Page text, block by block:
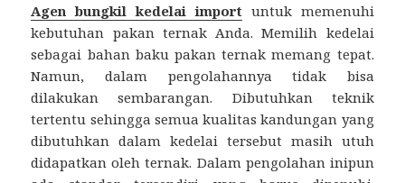
Agen bungkil kedelai importuntuk memenuhi
kebutuhan pakan ternak Anda. Memilih kedelai
sebagai bahan baku pakan ternak memang tepat.
Namun, dalam pengolahannya tidak bisa
dilakukan sembarangan. Dibutuhkan teknik
tertentu sehingga semua kualitas kandungan yang
dibutuhkan dalam kedelai tersebut masih utuh
didapatkan oleh ternak. Dalam pengolahan inipun